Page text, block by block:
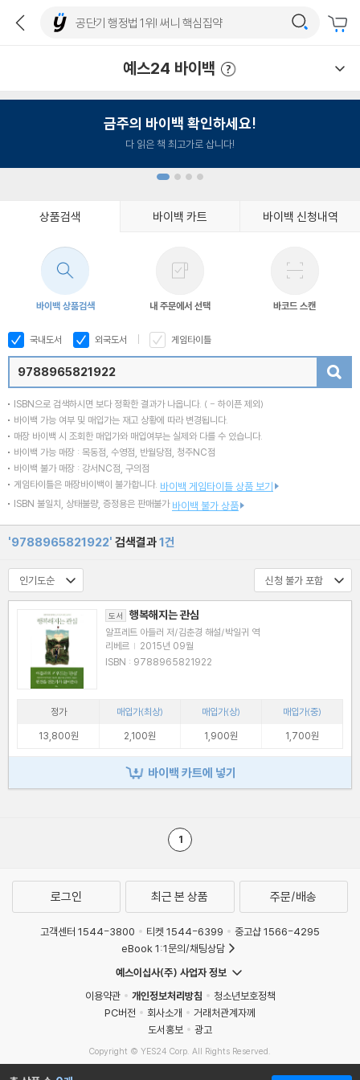
예스24 바이백
금주의 바이백 확인하세요!
다 읽은 책 최고가로 삽니다!
상품검색 바이백 카트 바이백 신청내역
바이백 상품검색 내 주문에서 선택 바코드 스캔
국내도서 외국도서 게임타이틀
ISBN으로 검색하시면 보다 정확한 결과가 나옵니다. ( - 하이픈 제외)
바이백 가능 여부 및 매입가는 재고 상황에 따라 변경됩니다.
매장 바이백 시 조회한 매입가와 매입여부는 실제와 다를 수 있습니다.
바이백 가능 매장 : 목동점, 수영점, 반월당점, 청주NC점
바이백 불가 매장 : 강서NC점, 구의점
게임타이틀은 매장바이백이 불가합니다. 바이백 게임타이틀 상품 보기
ISBN 불일치, 상태불량, 증정용은 판매불가 바이백 불가 상품
'9788965821922' 검색결과1건
도서 행복해지는 관심
알프레트 아들러 저/김춘경 해설/박일귀 역
리베르 | 2015년 09월
ISBN : 9788965821922
정가 매입가(최상) 매입가(상)
매입가(중)
13,800원
2,100원 1,900원 1,700원
바이백 카트에 넣기
1
로그인 최근 본 상품 주문/배송
고객센터 1544-3800 티켓 1544-6399
중고샵 1566-4295
eBook 1:1문의/채팅상담
예스이십사(주) 사업자 정보
이용약관
개인정보처리방침
청소년보호정책
PC버전
회사소개
거래처관계자께
도서홍보
광고
Copyright © YES24 Corp. All Rights Reserved.
MATOM15